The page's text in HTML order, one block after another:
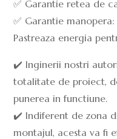
✅ Garantie retea de
✅ Garantie manopera:
Pastreaza energia
✔️ Inginerii nostri
totalitate de proiect,
punerea in functiune.
✔️ Indiferent de zona
montajul, acesta va fi